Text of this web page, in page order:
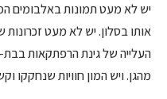
יש לא מעט תמונות באלבומים
אותו בסלון. יש לא מעט
העלייה של גינת הרפתקאות
מהגן. ויש המון חוויות שנחקקו